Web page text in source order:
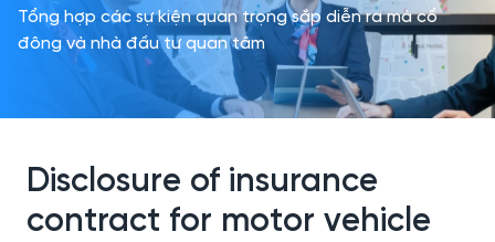
Tổng hợp các sự kiện quan trọng sắp diễn ra mà cổ
đông và nhà đầu tư quan tâm
Disclosure of insurance
contract for motor vehicle